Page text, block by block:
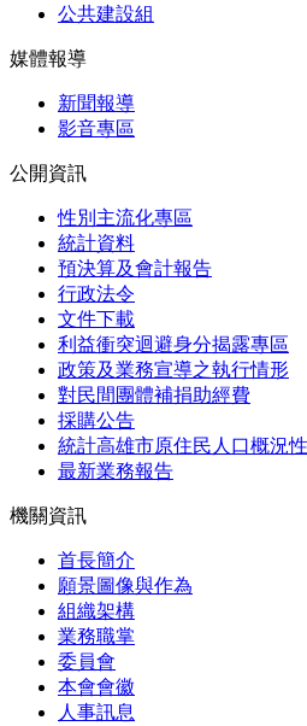
公共建設組
媒體報導
新聞報導
影音專區
公開資訊
性別主流化專區
統計資料
預決算及會計報告
行政法令
文件下載
利益衝突迴避身分揭露專區
政策及業務宣導之執行情形
對民間團體補捐助經費
採購公告
統計高雄市原住民人口概況
最新業務報告
機關資訊
首長簡介
願景圖像與作為
組織架構
業務職掌
委員會
本會會徽
人事訊息